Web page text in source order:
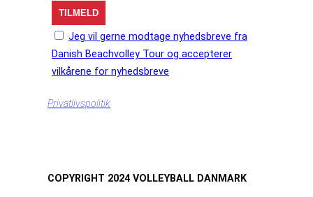
Jeg vil gerne modtage nyhedsbreve fra
Danish Beachvolley Tour og accepterer
vilkårene for nyhedsbreve
Privatlivspolitik
COPYRIGHT 2024 VOLLEYBALL DANMARK